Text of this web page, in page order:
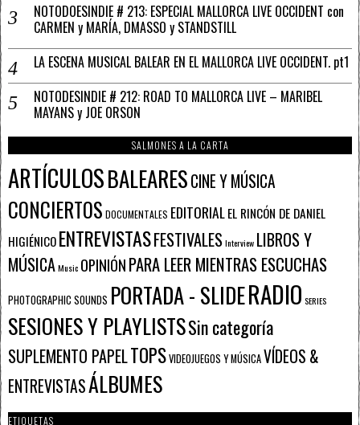
NOTODOESINDIE # 213: ESPECIAL MALLORCA LIVE OCCIDENT con
CARMEN y MARÍA, DMASSO y STANDSTILL
LA ESCENA MUSICAL BALEAR EN EL MALLORCA LIVE OCCIDENT. pt1
NOTODESINDIE # 212: ROAD TO MALLORCA LIVE – MARIBEL
MAYANS y JOE ORSON
SALMONES A LA CARTA
ARTÍCULOSBALEARESCINE Y MÚSICA
CONCIERTOS DOCUMENTALES EDITORIALEL RINCÓN DE DANIEL
HIGIÉNICOENTREVISTASFESTIVALESInterview LIBROS Y
MÚSICAMusic OPINIÓNPARA LEER MIENTRAS ESCUCHAS
PHOTOGRAPHIC SOUNDS PORTADA - SLIDERADIO SERIES
SESIONES Y PLAYLISTSSin categoría
SUPLEMENTO PAPELTOPSVIDEOJUEGOS Y MÚSICAVÍDEOS &
ENTREVISTASÁLBUMES
ETIQUETAS